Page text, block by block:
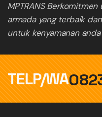
MPTRANS
armada yang terbaik
untuk kenyamanan
TELP/WA